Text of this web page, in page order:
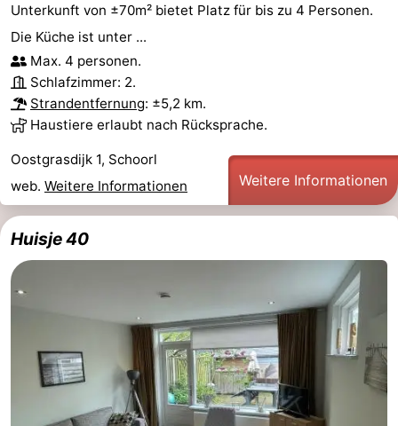
Unterkunft von ±70m² bietet Platz für bis zu 4 Personen.
Die Küche ist unter ...
Max. 4 personen.
Schlafzimmer: 2.
Strandentfernung: ±5,2 km.
Haustiere erlaubt nach Rücksprache.
Oostgrasdijk 1, Schoorl
web. Weitere Informationen Weitere Informationen
Huisje 40